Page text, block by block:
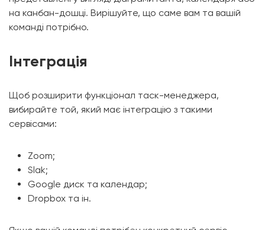
на канбан-дошці. Вирішуйте, що саме вам та вашій
команді потрібно.
Інтеграція
Щоб розширити функціонал таск-менеджера,
вибирайте той, який має інтеграцію з такими
сервісами:
Zoom;
Slak;
Google диск та календар;
Dropbox та ін.